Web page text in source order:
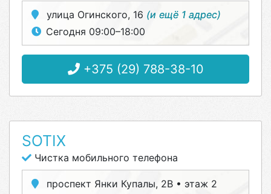
улица Огинского, 16 (и ещё 1 адрес)
Сегодня 09:00–18:00
+375 (29) 788-38-10
SOTIX
Чистка мобильного телефона
проспект Янки Купалы, 2В • этаж 2